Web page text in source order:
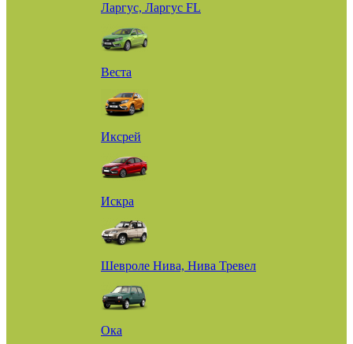
Ларгус, Ларгус FL
Веста
Иксрей
Искра
Шевроле Нива, Нива Тревел
Ока